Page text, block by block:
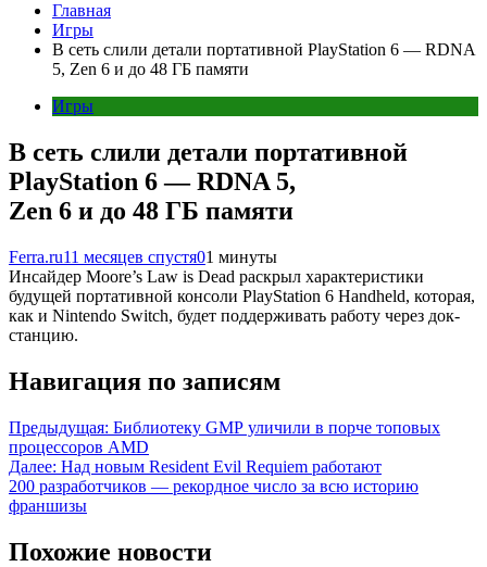
Главная
Игры
В сеть слили детали портативной PlayStation 6 — RDNA
5, Zen 6 и до 48 ГБ памяти
Игры
В сеть слили детали портативной
PlayStation 6 — RDNA 5,
Zen 6 и до 48 ГБ памяти
Ferra.ru11 месяцев спустя01 минуты
Инсайдер Moore’s Law is Dead раскрыл характеристики
будущей портативной консоли PlayStation 6 Handheld, которая,
как и Nintendo Switch, будет поддерживать работу через док-
станцию.
Навигация по записям
Предыдущая: Библиотеку GMP уличили в порче топовых
процессоров AMD
Далее: Над новым Resident Evil Requiem работают
200 разработчиков — рекордное число за всю историю
франшизы
Похожие новости